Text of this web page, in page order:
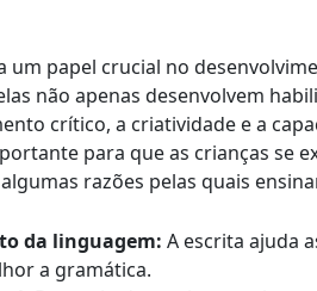
um papel crucial no
não apenas desenvolvem
crítico, a criatividade e a
para que as crianças se
razões pelas quais
da linguagem: A escrita ajuda
a gramática.